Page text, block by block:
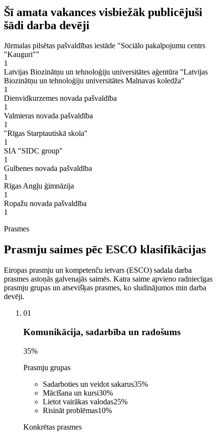
Šī amata vakances visbiežāk publicējuši
šādi darba devēji
Jūrmalas pilsētas pašvaldības iestāde "Sociālo pakalpojumu centrs
"Kauguri""
1
Latvijas Biozinātņu un tehnoloģiju universitātes aģentūra "Latvijas
Biozinātņu un tehnoloģiju universitātes Malnavas koledža"
1
Dienvidkurzemes novada pašvaldība
1
Valmieras novada pašvaldība
1
"Rīgas Starptautiskā skola"
1
SIA "SIDC group"
1
Gulbenes novada pašvaldība
1
Rīgas Angļu ģimnāzija
1
Ropažu novada pašvaldība
1
Prasmes
Prasmju saimes pēc ESCO klasifikācijas
Eiropas prasmju un kompetenču ietvars (ESCO) sadala darba
prasmes astoņās galvenajās saimēs. Katra saime apvieno radniecīgas
prasmju grupas un atsevišķas prasmes, ko sludinājumos min darba
devēji.
01
Komunikācija, sadarbība un radošums
35%
Prasmju grupas
Sadarboties un veidot sakarus35%
Mācīšana un kursi30%
Lietot vairākas valodas25%
Risināt problēmas10%
Konkrētas prasmes